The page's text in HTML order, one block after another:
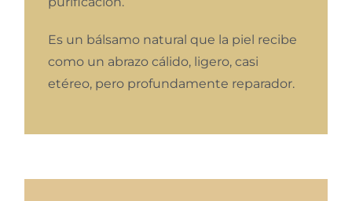
Es un bálsamo natural que la piel recibe
como un abrazo cálido, ligero, casi
etéreo, pero profundamente reparador.